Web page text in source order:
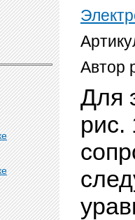
Автор
Для
рис.